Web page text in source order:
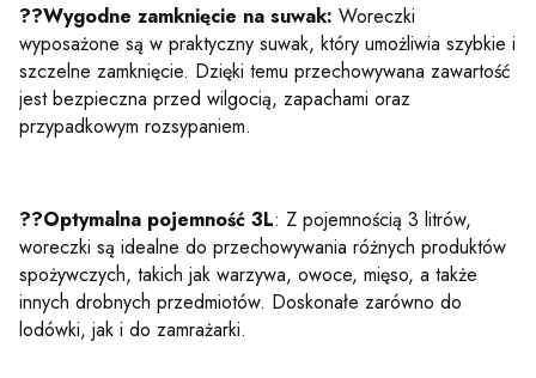
??Wygodne zamknięcie na suwak: Woreczki
wyposażone są w praktyczny suwak, który umożliwia szybkie i
szczelne zamknięcie. Dzięki temu przechowywana zawartość
jest bezpieczna przed wilgocią, zapachami oraz
przypadkowym rozsypaniem.
??Optymalna pojemność 3L: Z pojemnością 3 litrów,
woreczki są idealne do przechowywania różnych produktów
spożywczych, takich jak warzywa, owoce, mięso, a także
innych drobnych przedmiotów. Doskonałe zarówno do
lodówki, jak i do zamrażarki.